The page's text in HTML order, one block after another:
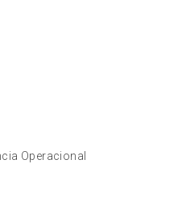
Operacional